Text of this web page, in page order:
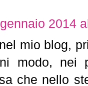
2014
mio blog,
modo, nei
che nello